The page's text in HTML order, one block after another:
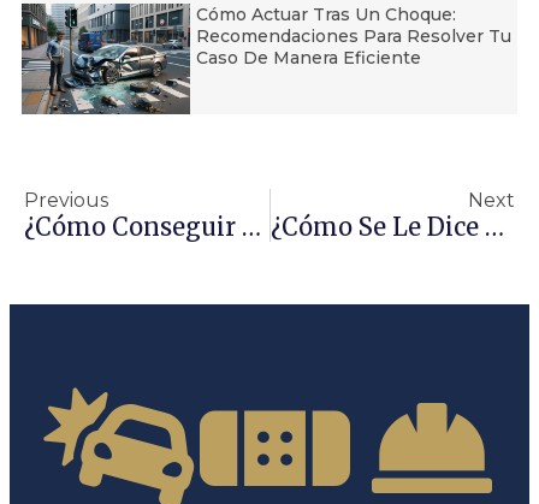
Cómo Actuar Tras Un Choque:
Recomendaciones Para Resolver Tu
Caso De Manera Eficiente
Previous
¿Cómo Conseguir Un Abogado Gratis En USA?
Next
¿Cómo Se Le Dice A Un Mal Abogado?